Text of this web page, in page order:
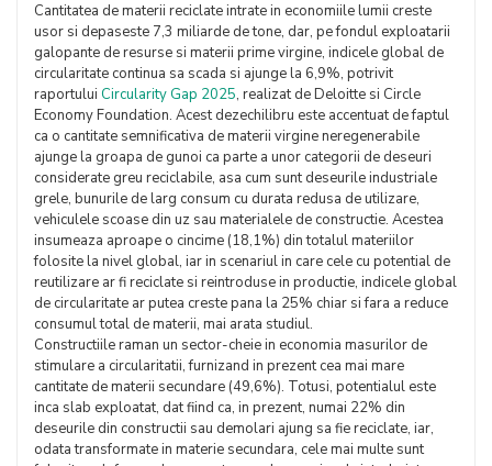
Cantitatea de materii reciclate intrate in economiile lumii creste
usor si depaseste 7,3 miliarde de tone, dar, pe fondul exploatarii
galopante de resurse si materii prime virgine, indicele global de
circularitate continua sa scada si ajunge la 6,9%, potrivit
raportului Circularity Gap 2025, realizat de Deloitte si Circle
Economy Foundation. Acest dezechilibru este accentuat de faptul
ca o cantitate semnificativa de materii virgine neregenerabile
ajunge la groapa de gunoi ca parte a unor categorii de deseuri
considerate greu reciclabile, asa cum sunt deseurile industriale
grele, bunurile de larg consum cu durata redusa de utilizare,
vehiculele scoase din uz sau materialele de constructie. Acestea
insumeaza aproape o cincime (18,1%) din totalul materiilor
folosite la nivel global, iar in scenariul in care cele cu potential de
reutilizare ar fi reciclate si reintroduse in productie, indicele global
de circularitate ar putea creste pana la 25% chiar si fara a reduce
consumul total de materii, mai arata studiul.
Constructiile raman un sector-cheie in economia masurilor de
stimulare a circularitatii, furnizand in prezent cea mai mare
cantitate de materii secundare (49,6%). Totusi, potentialul este
inca slab exploatat, dat fiind ca, in prezent, numai 22% din
deseurile din constructii sau demolari ajung sa fie reciclate, iar,
odata transformate in materie secundara, cele mai multe sunt